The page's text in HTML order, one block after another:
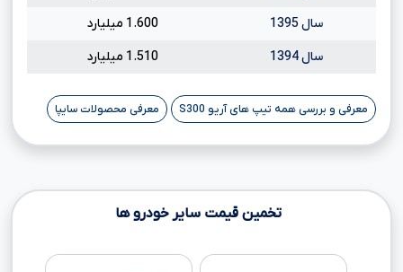
سال 1395
1.600 میلیارد
سال 1394
1.510 میلیارد
معرفی و بررسی همه تیپ های آریو S300 معرفی محصولات سایپا
تخمین قیمت سایر خودرو ها